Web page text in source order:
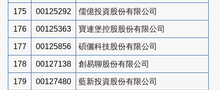
175 00125292 儒億投資股份有限公司
176 00125363 寶連堡控股股份有限公司
177 00125856 碩儷科技股份有限公司
178 00127138 創易聊股份有限公司
179 00127480 藍新投資股份有限公司